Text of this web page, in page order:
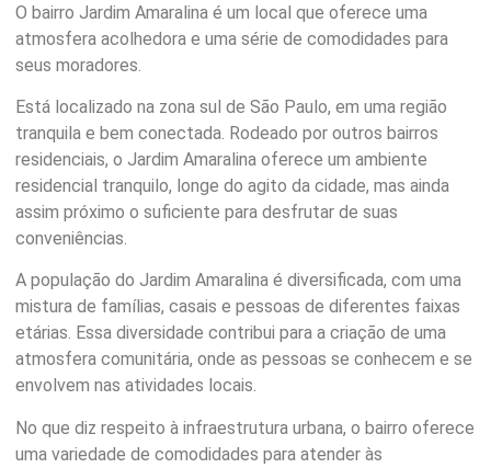
O bairro Jardim Amaralina é um local que oferece uma
atmosfera acolhedora e uma série de comodidades para
seus moradores.
Está localizado na zona sul de São Paulo, em uma região
tranquila e bem conectada. Rodeado por outros bairros
residenciais, o Jardim Amaralina oferece um ambiente
residencial tranquilo, longe do agito da cidade, mas ainda
assim próximo o suficiente para desfrutar de suas
conveniências.
A população do Jardim Amaralina é diversificada, com uma
mistura de famílias, casais e pessoas de diferentes faixas
etárias. Essa diversidade contribui para a criação de uma
atmosfera comunitária, onde as pessoas se conhecem e se
envolvem nas atividades locais.
No que diz respeito à infraestrutura urbana, o bairro oferece
uma variedade de comodidades para atender às